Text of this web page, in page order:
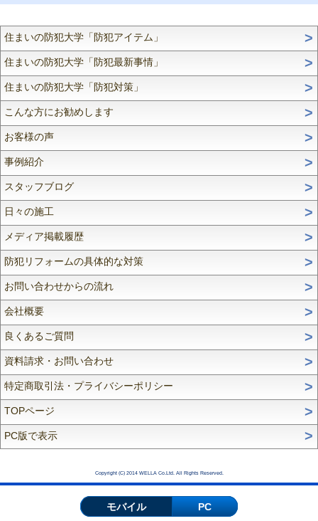
住まいの防犯大学「防犯アイテム」
住まいの防犯大学「防犯最新事情」
住まいの防犯大学「防犯対策」
こんな方にお勧めします
お客様の声
事例紹介
スタッフブログ
日々の施工
メディア掲載履歴
防犯リフォームの具体的な対策
お問い合わせからの流れ
会社概要
良くあるご質問
資料請求・お問い合わせ
特定商取引法・プライバシーポリシー
TOPページ
PC版で表示
Copyright (C) 2014 WELLA Co.Ltd. All Rights Reserved.
モバイル PC